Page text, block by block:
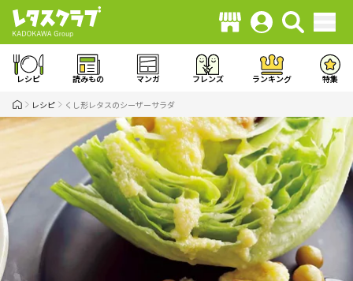
レシピ 読みもの マンガ フレンズ ランキング 特集
レシピ くし形レタスのシーザーサラダ